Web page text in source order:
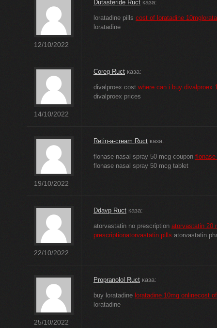
12/10/2022
Dutasteride Ruct каза:
loratadine pills cost of loratadine
loratadine
14/10/2022
Coreg Ruct каза:
divalproex cost where can i buy divalproex
divalproex prices
19/10/2022
Retin-a-cream Ruct каза:
flonase nasal spray 50 mcg coupon
flonase nasal spray 50 mcg tablet
22/10/2022
Ddavp Ruct каза:
atorvastatin no prescription atorvastatin 20
prescriptionatorvastatin pills atorvastatin
25/10/2022
Propranolol Ruct каза:
buy loratadine loratadine 10mg onlinecost
loratadine